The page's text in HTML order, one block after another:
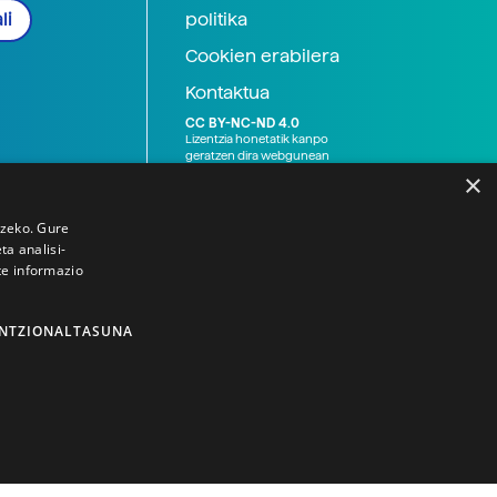
politika
Cookien erabilera
Kontaktua
CC BY-NC-ND 4.0
Lizentzia honetatik kanpo
geratzen dira webgunean
×
Gure
analisi-
informazio